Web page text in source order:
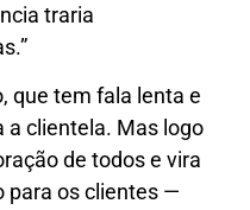
traria
que tem fala lenta e
a clientela. Mas logo
de todos e vira
para os clientes —